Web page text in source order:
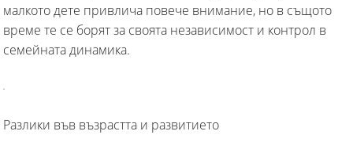
малкото дете привлича повече внимание, но в същото
време те се борят за своята независимост и контрол в
семейната динамика.
Разлики във възрастта и развитието